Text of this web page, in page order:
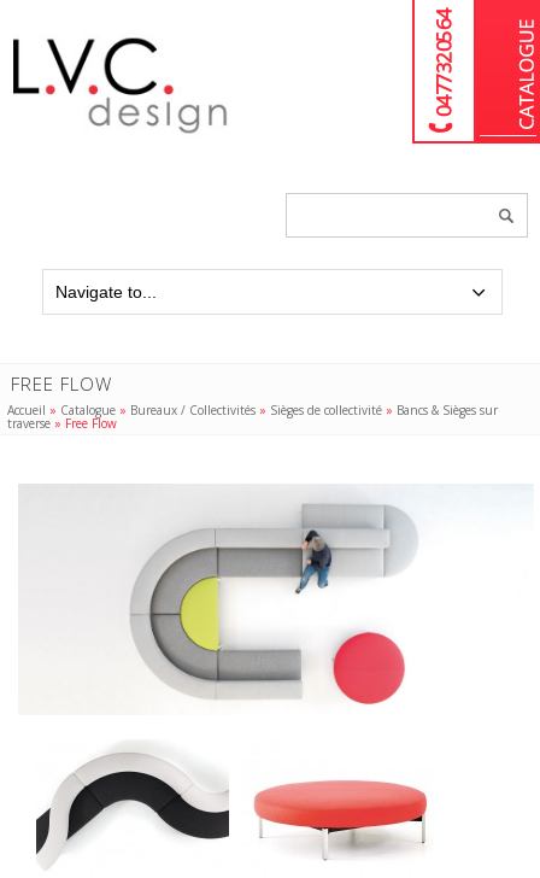
04 77 32 05 64
FREE FLOW
Accueil » Catalogue » Bureaux / Collectivités » Sièges de collectivité » Bancs & Sièges sur
traverse » Free Flow